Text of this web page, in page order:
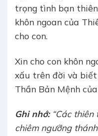
trọng tình bạn
khôn ngoan của
cho con.
Xin cho con khôn
xấu trên đời và
Thần Bản Mệnh
Ghi nhớ: “Các
chiêm ngưỡng